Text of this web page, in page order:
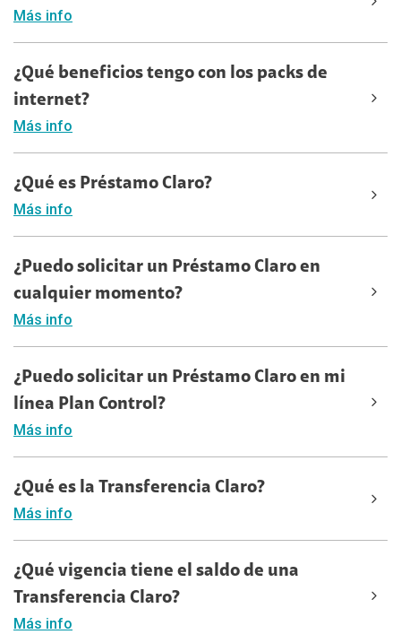
Más info
¿Qué beneficios tengo con los packs de
internet?
Más info
¿Qué es Préstamo Claro?
Más info
¿Puedo solicitar un Préstamo Claro en
cualquier momento?
Más info
¿Puedo solicitar un Préstamo Claro en mi
línea Plan Control?
Más info
¿Qué es la Transferencia Claro?
Más info
¿Qué vigencia tiene el saldo de una
Transferencia Claro?
Más info